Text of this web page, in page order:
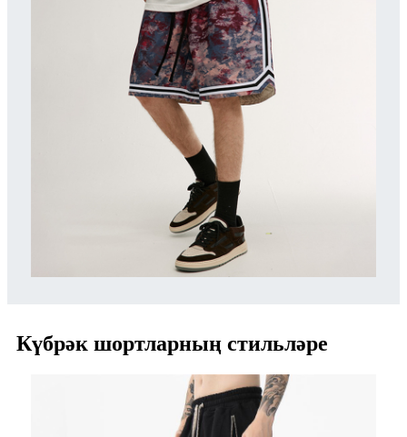
Күбрәк шортларның стильләре